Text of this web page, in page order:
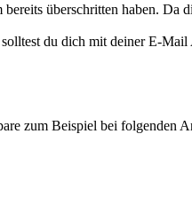
überschritten haben. Da
du dich mit deiner E-Mail
zum Beispiel bei folgenden